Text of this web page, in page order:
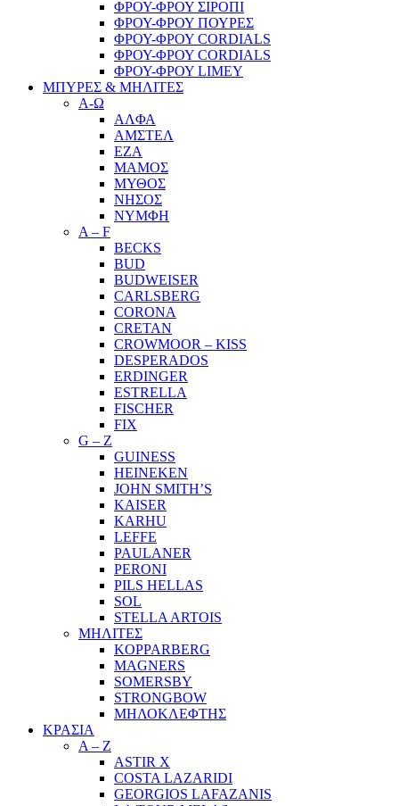
ΦΡΟΥ-ΦΡΟΥ ΣΙΡΟΠΙ
ΦΡΟΥ-ΦΡΟΥ ΠΟΥΡΕΣ
ΦΡΟΥ-ΦΡΟΥ CORDIALS
ΦΡΟΥ-ΦΡΟΥ CORDIALS
ΦΡΟΥ-ΦΡΟΥ LIMEY
ΜΠΥΡΕΣ & ΜΗΛΙΤΕΣ
Α-Ω
ΑΛΦΑ
ΑΜΣΤΕΛ
ΕΖΑ
ΜΑΜΟΣ
ΜΥΘΟΣ
ΝΗΣΟΣ
ΝΥΜΦΗ
A – F
BECKS
BUD
BUDWEISER
CARLSBERG
CORONA
CRETAN
CROWMOOR – KISS
DESPERADOS
ERDINGER
ESTRELLA
FISCHER
FIX
G – Z
GUINESS
HEINEKEN
JOHN SMITH’S
KAISER
KARHU
LEFFE
PAULANER
PERONI
PILS HELLAS
SOL
STELLA ARTOIS
ΜΗΛΙΤΕΣ
KOPPARBERG
MAGNERS
SOMERSBY
STRONGBOW
ΜΗΛΟΚΛΕΦΤΗΣ
ΚΡΑΣΙΑ
A – Z
ASTIR X
COSTA LAZARIDI
GEORGIOS LAFAZANIS